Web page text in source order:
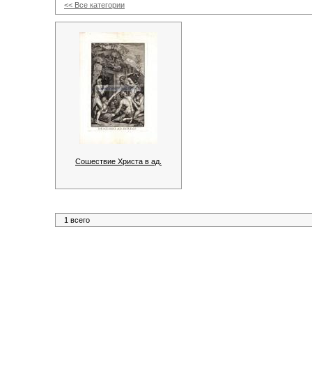
<< Все категории
Сошествие Христа в ад.
1 всего